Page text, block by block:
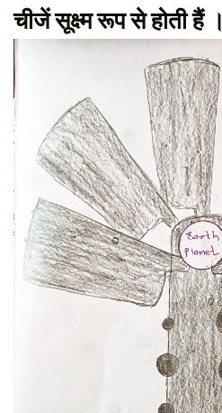
चीजें सूक्ष्म रूप से होती हैं ।